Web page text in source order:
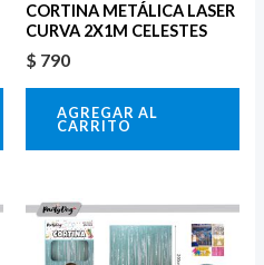
CORTINA METÁLICA LASER
CURVA 2X1M CELESTES
$ 790
AGREGAR AL
CARRITO